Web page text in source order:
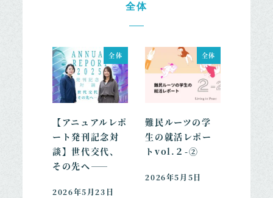
全体
全体
【アニュアルレポ
ート発刊記念対
談】世代交代、
その先へ――
2026年5月23日
全体
難民ルーツの学
生の就活レポー
トvol.２-②
2026年5月5日